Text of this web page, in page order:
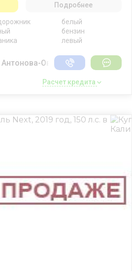
белый
бензин
левый
Подробнее
Овсеенко
Расчет кредита